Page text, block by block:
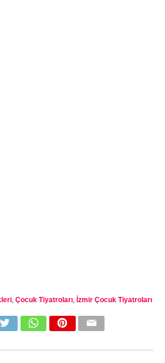
, Çocuk Tiyatroları, İzmir Çocuk Tiyatroları